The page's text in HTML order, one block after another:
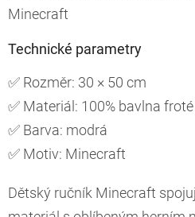
Minecraft
Technické parametry
✅ Rozměr: 30 × 50 cm
✅ Materiál: 100% bavlna froté
✅ Barva: modrá
✅ Motiv: Minecraft
Dětský ručník Minecraft